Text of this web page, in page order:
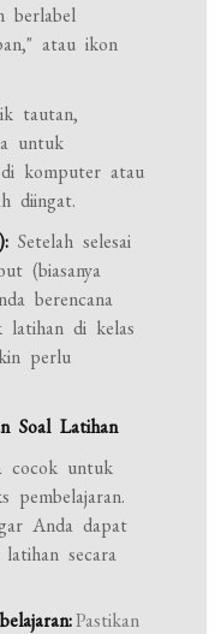
berlabel
atau ikon
tautan,
untuk
komputer atau
diingat.
Setelah selesai
(biasanya
berencana
latihan di kelas
perlu
Soal Latihan
cocok untuk
pembelajaran.
Anda dapat
secara
Pastikan